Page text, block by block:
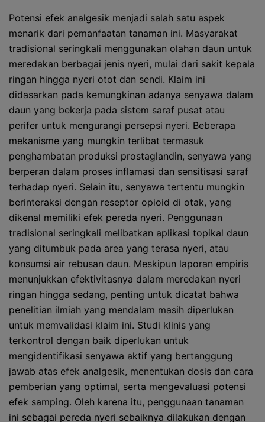
Potensi efek analgesik menjadi salah satu aspek
menarik dari pemanfaatan tanaman ini. Masyarakat
tradisional seringkali menggunakan olahan daun untuk
meredakan berbagai jenis nyeri, mulai dari sakit kepala
ringan hingga nyeri otot dan sendi. Klaim ini
didasarkan pada kemungkinan adanya senyawa dalam
daun yang bekerja pada sistem saraf pusat atau
perifer untuk mengurangi persepsi nyeri. Beberapa
mekanisme yang mungkin terlibat termasuk
penghambatan produksi prostaglandin, senyawa yang
berperan dalam proses inflamasi dan sensitisasi saraf
terhadap nyeri. Selain itu, senyawa tertentu mungkin
berinteraksi dengan reseptor opioid di otak, yang
dikenal memiliki efek pereda nyeri. Penggunaan
tradisional seringkali melibatkan aplikasi topikal daun
yang ditumbuk pada area yang terasa nyeri, atau
konsumsi air rebusan daun. Meskipun laporan empiris
menunjukkan efektivitasnya dalam meredakan nyeri
ringan hingga sedang, penting untuk dicatat bahwa
penelitian ilmiah yang mendalam masih diperlukan
untuk memvalidasi klaim ini. Studi klinis yang
terkontrol dengan baik diperlukan untuk
mengidentifikasi senyawa aktif yang bertanggung
jawab atas efek analgesik, menentukan dosis dan cara
pemberian yang optimal, serta mengevaluasi potensi
efek samping. Oleh karena itu, penggunaan tanaman
ini sebagai pereda nyeri sebaiknya dilakukan dengan